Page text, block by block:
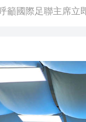
籲國際足聯主席立
強專業培訓 提升關
徒生獎 系插畫獎項
資本乘數效應彰